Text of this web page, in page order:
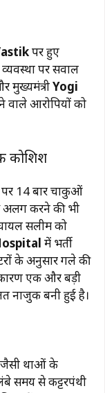
पर हुए
पर सवाल
मुख्यमंत्रीYogi
वाले आरोपियों को
कोशिश
पर 14 बार चाकुओं
अलग करने की भी
सलीम को
में भर्ती
के अनुसार गले की
एक और बड़ी
नाजुक बनी हुई है।
प्रथाओं के
समय से कट्टरपंथी